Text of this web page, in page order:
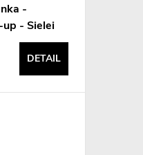
-
- Sielei
DETAIL